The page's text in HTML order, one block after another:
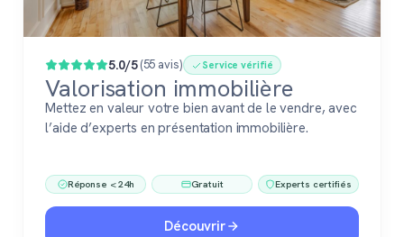
5.0/5(55 avis) Service vérifié
Valorisation immobilière
Mettez en valeur votre bien avant de le vendre, avec
l’aide d’experts en présentation immobilière.
Réponse < 24h Gratuit Experts certifiés
Découvrir